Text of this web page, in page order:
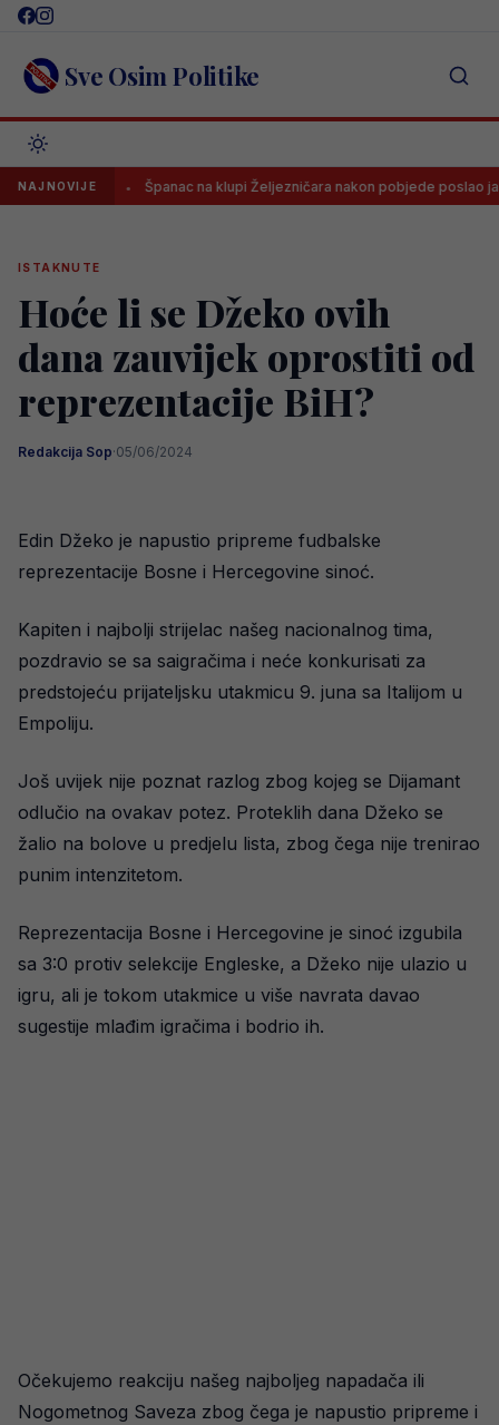
Skip
content Sve Osim Politike
NAJNOVIJEŠpanac na klupi Željezničara nakon pobjede poslao jasnu
ISTAKNUTE
Hoće li se Džeko ovih
dana zauvijek oprostiti od
reprezentacije BiH?
Redakcija Sop·05/06/2024
Edin Džeko je napustio pripreme fudbalske
reprezentacije Bosne i Hercegovine sinoć.
Kapiten i najbolji strijelac našeg nacionalnog tima,
pozdravio se sa saigračima i neće konkurisati za
predstojeću prijateljsku utakmicu 9. juna sa Italijom u
Empoliju.
Još uvijek nije poznat razlog zbog kojeg se Dijamant
odlučio na ovakav potez. Proteklih dana Džeko se
žalio na bolove u predjelu lista, zbog čega nije trenirao
punim intenzitetom.
Reprezentacija Bosne i Hercegovine je sinoć izgubila
sa 3:0 protiv selekcije Engleske, a Džeko nije ulazio u
igru, ali je tokom utakmice u više navrata davao
sugestije mlađim igračima i bodrio ih.
Očekujemo reakciju našeg najboljeg napadača ili
Nogometnog Saveza zbog čega je napustio pripreme i